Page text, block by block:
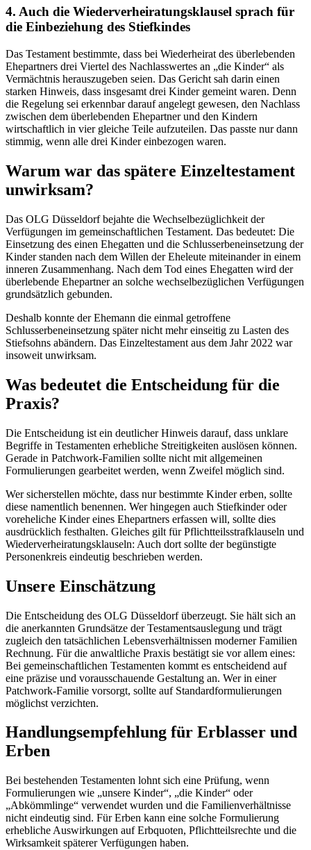
4. Auch die Wiederverheiratungsklausel sprach für
die Einbeziehung des Stiefkindes
Das Testament bestimmte, dass bei Wiederheirat des überlebenden
Ehepartners drei Viertel des Nachlasswertes an „die Kinder“ als
Vermächtnis herauszugeben seien. Das Gericht sah darin einen
starken Hinweis, dass insgesamt drei Kinder gemeint waren. Denn
die Regelung sei erkennbar darauf angelegt gewesen, den Nachlass
zwischen dem überlebenden Ehepartner und den Kindern
wirtschaftlich in vier gleiche Teile aufzuteilen. Das passte nur dann
stimmig, wenn alle drei Kinder einbezogen waren.
Warum war das spätere Einzeltestament
unwirksam?
Das OLG Düsseldorf bejahte die Wechselbezüglichkeit der
Verfügungen im gemeinschaftlichen Testament. Das bedeutet: Die
Einsetzung des einen Ehegatten und die Schlusserbeneinsetzung der
Kinder standen nach dem Willen der Eheleute miteinander in einem
inneren Zusammenhang. Nach dem Tod eines Ehegatten wird der
überlebende Ehepartner an solche wechselbezüglichen Verfügungen
grundsätzlich gebunden.
Deshalb konnte der Ehemann die einmal getroffene
Schlusserbeneinsetzung später nicht mehr einseitig zu Lasten des
Stiefsohns abändern. Das Einzeltestament aus dem Jahr 2022 war
insoweit unwirksam.
Was bedeutet die Entscheidung für die
Praxis?
Die Entscheidung ist ein deutlicher Hinweis darauf, dass unklare
Begriffe in Testamenten erhebliche Streitigkeiten auslösen können.
Gerade in Patchwork-Familien sollte nicht mit allgemeinen
Formulierungen gearbeitet werden, wenn Zweifel möglich sind.
Wer sicherstellen möchte, dass nur bestimmte Kinder erben, sollte
diese namentlich benennen. Wer hingegen auch Stiefkinder oder
voreheliche Kinder eines Ehepartners erfassen will, sollte dies
ausdrücklich festhalten. Gleiches gilt für Pflichtteilsstrafklauseln und
Wiederverheiratungsklauseln: Auch dort sollte der begünstigte
Personenkreis eindeutig beschrieben werden.
Unsere Einschätzung
Die Entscheidung des OLG Düsseldorf überzeugt. Sie hält sich an
die anerkannten Grundsätze der Testamentsauslegung und trägt
zugleich den tatsächlichen Lebensverhältnissen moderner Familien
Rechnung. Für die anwaltliche Praxis bestätigt sie vor allem eines:
Bei gemeinschaftlichen Testamenten kommt es entscheidend auf
eine präzise und vorausschauende Gestaltung an. Wer in einer
Patchwork-Familie vorsorgt, sollte auf Standardformulierungen
möglichst verzichten.
Handlungsempfehlung für Erblasser und
Erben
Bei bestehenden Testamenten lohnt sich eine Prüfung, wenn
Formulierungen wie „unsere Kinder“, „die Kinder“ oder
„Abkömmlinge“ verwendet wurden und die Familienverhältnisse
nicht eindeutig sind. Für Erben kann eine solche Formulierung
erhebliche Auswirkungen auf Erbquoten, Pflichtteilsrechte und die
Wirksamkeit späterer Verfügungen haben.